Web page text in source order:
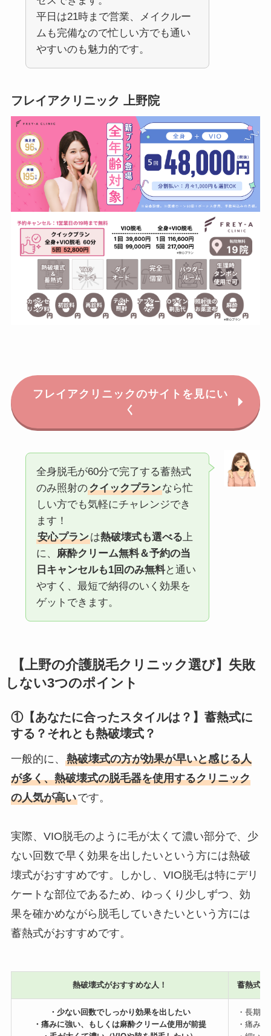
平日は21時まで営業、メイクルー
ムも完備なので忙しい方でも通い
やすいのも魅力的です。
フレイアクリニック 上野院
フレイアクリニックのサイトを見にい
く
全身脱毛が60分で完了する蓄熱式
のみ照射のクイックプランなら忙
しい方でも気軽にチャレンジでき
ます！
安心プランは熱破壊式も選べる 上
に、 麻酔クリーム無料＆予約の当
日キャンセルも1回のみ無料と通い
やすく、最短で納得のいく効果を
ゲットできます。
【上野の介護脱毛クリニック選び】失敗
しない3つのポイント
①【あなたに合ったスタイルは？】蓄熱式に
する？それとも熱破壊式？
一般的に、 熱破壊式の方が効果が早いと感じる人
が多く、熱破壊式の脱毛器を使用するクリニック
の人気が高いです。
実際、VIO脱毛のように毛が太くて濃い部分で、少
ない回数で早く効果を出したいという方には熱破
壊式がおすすめです。しかし、VIO脱毛は特にデリ
ケートな部位であるため、ゆっくり少しずつ、効
果を確かめながら脱毛していきたいという方には
蓄熱式がおすすめです。
熱破壊式がおすすめな人！ 蓄熱式が
・少ない回数でしっかり効果を出したい
・痛みに強い、もしくは麻酔クリーム使用が前提
・長期
・痛み